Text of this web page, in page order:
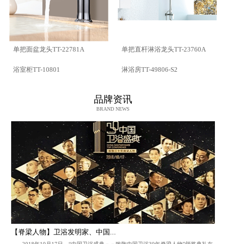
单把面盆龙头TT-22781A 单把直杆淋浴龙头TT-23760A
浴室柜TT-10801 淋浴房TT-49806-S2
品牌资讯
BRAND NEWS
【脊梁人物】卫浴发明家、中国...